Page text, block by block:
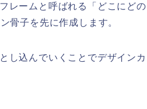
レームと呼ばれる「どこにどの
骨子を先に作成します。
し込んでいくことでデザインカ